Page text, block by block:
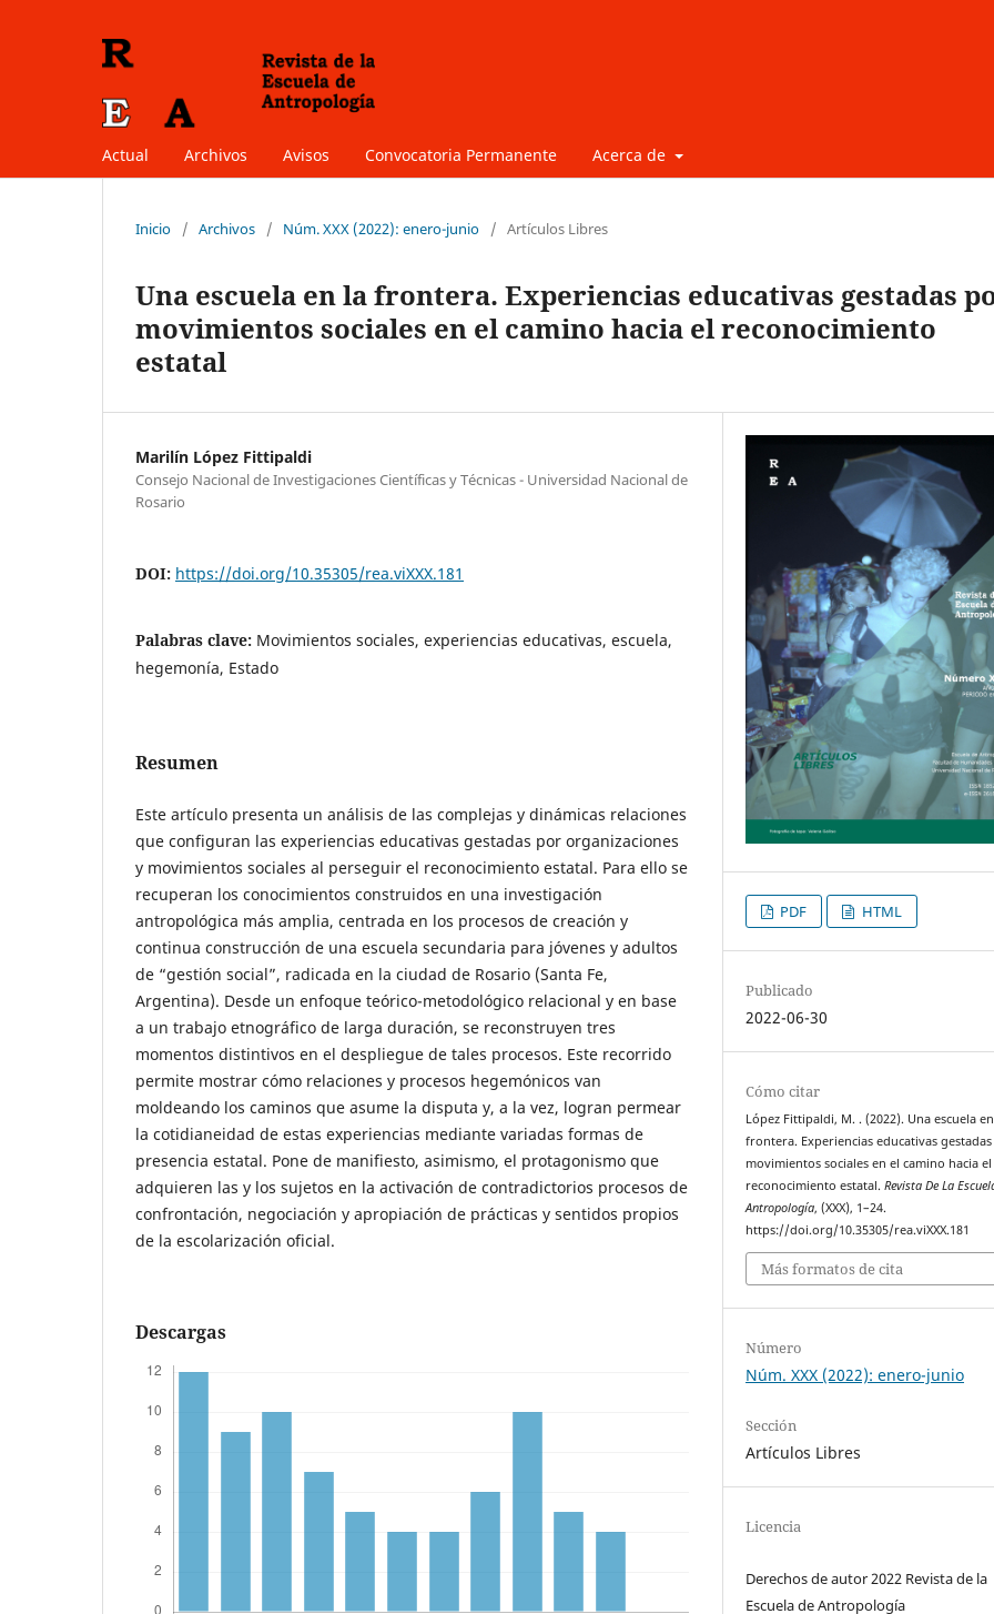
Actual Archivos Avisos Convocatoria Permanente Acerca de
Inicio / Archivos / Núm. XXX (2022): enero-junio / Artículos Libres
Una escuela en la frontera. Experiencias educativas gestadas
movimientos sociales en el camino hacia el reconocimiento
estatal
Marilín López Fittipaldi
Consejo Nacional de Investigaciones Científicas y Técnicas - Universidad Nacional de
Rosario
DOI: https://doi.org/10.35305/rea.viXXX.181
Palabras clave: Movimientos sociales, experiencias educativas, escuela,
hegemonía, Estado
Resumen
Este artículo presenta un análisis de las complejas y dinámicas relaciones
que configuran las experiencias educativas gestadas por organizaciones
y movimientos sociales al perseguir el reconocimiento estatal. Para ello se
recuperan los conocimientos construidos en una investigación
antropológica más amplia, centrada en los procesos de creación y
continua construcción de una escuela secundaria para jóvenes y adultos
de “gestión social”, radicada en la ciudad de Rosario (Santa Fe,
Argentina). Desde un enfoque teórico-metodológico relacional y en base
a un trabajo etnográfico de larga duración, se reconstruyen tres
momentos distintivos en el despliegue de tales procesos. Este recorrido
permite mostrar cómo relaciones y procesos hegemónicos van
moldeando los caminos que asume la disputa y, a la vez, logran permear
la cotidianeidad de estas experiencias mediante variadas formas de
presencia estatal. Pone de manifiesto, asimismo, el protagonismo que
adquieren las y los sujetos en la activación de contradictorios procesos de
confrontación, negociación y apropiación de prácticas y sentidos propios
de la escolarización oficial.
Descargas
PDF HTML
Publicado
2022-06-30
Cómo citar
López Fittipaldi, M. . (2022). Una escuela
frontera. Experiencias educativas
movimientos sociales en el camino hacia el
reconocimiento estatal.Revista De La
Antropología, (XXX), 1–24.
https://doi.org/10.35305/rea.viXXX.181
Más formatos de cita
Número
Núm. XXX (2022): enero-junio
Sección
Artículos Libres
Licencia
Derechos de autor 2022 Revista de la
Escuela de Antropología